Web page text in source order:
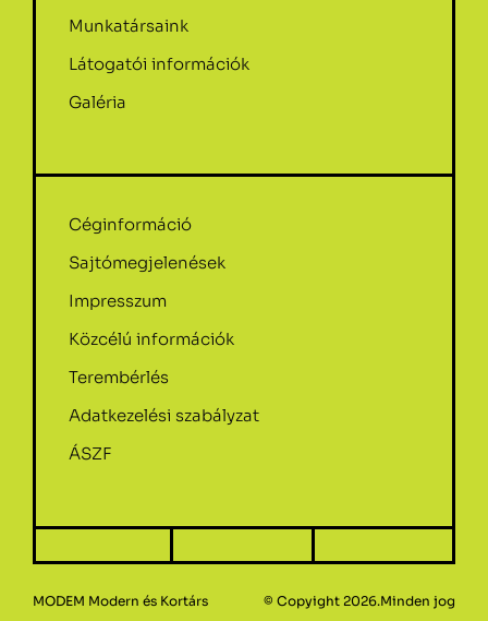
Munkatársaink
Látogatói információk
Galéria
Céginformáció
Sajtómegjelenések
Impresszum
Közcélú információk
Terembérlés
Adatkezelési szabályzat
ÁSZF
MODEM Modern és Kortárs © Copyight 2026.Minden jog